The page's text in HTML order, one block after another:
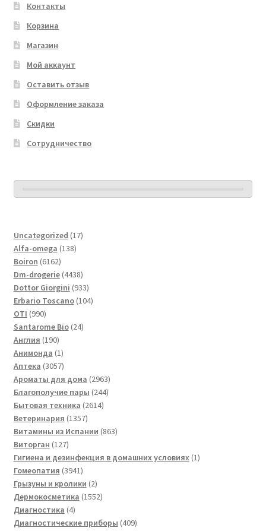
Контакты
Корзина
Магазин
Мой аккаунт
Оставить отзыв
Оформление заказа
Скидки
Сотрудничество
Uncategorized 1717
Alfa-omega 138138
Boiron 61626162
товара
Dm-drogerie 44384438
товаров
Dottor Giorgini 933933
товара
Erbario Toscano 104104
OTI 990990
товаров
Santarome Bio 2424
Англия 190190
товаров
Анимонда 11
товар
Аптека 30573057
товаров
Ароматы для дома 29632963
товара
Благополучие пары 244244
Бытовая техника 26142614
Ветеринария 13571357
товаров
Витамины из Испании 863863
Виторган 127127
товаров
Гигиена и дезинфекция в домашних условиях 11
Гомеопатия 39413941
товар
Грызуны и кролики 22
товара
Дермокосметика 15521552
Диагностика 44
товара
Диагностические приборы 409409